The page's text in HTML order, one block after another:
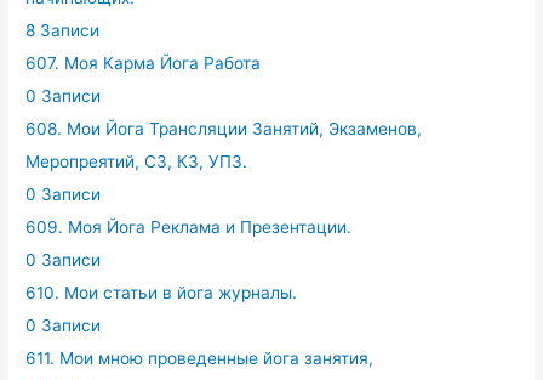
8 Записи
607. Моя Карма Йога Работа
0 Записи
608. Мои Йога Трансляции Занятий, Экзаменов,
Меропреятий, СЗ, КЗ, УПЗ.
0 Записи
609. Моя Йога Реклама и Презентации.
0 Записи
610. Мои статьи в йога журналы.
0 Записи
611. Мои мною проведенные йога занятия,